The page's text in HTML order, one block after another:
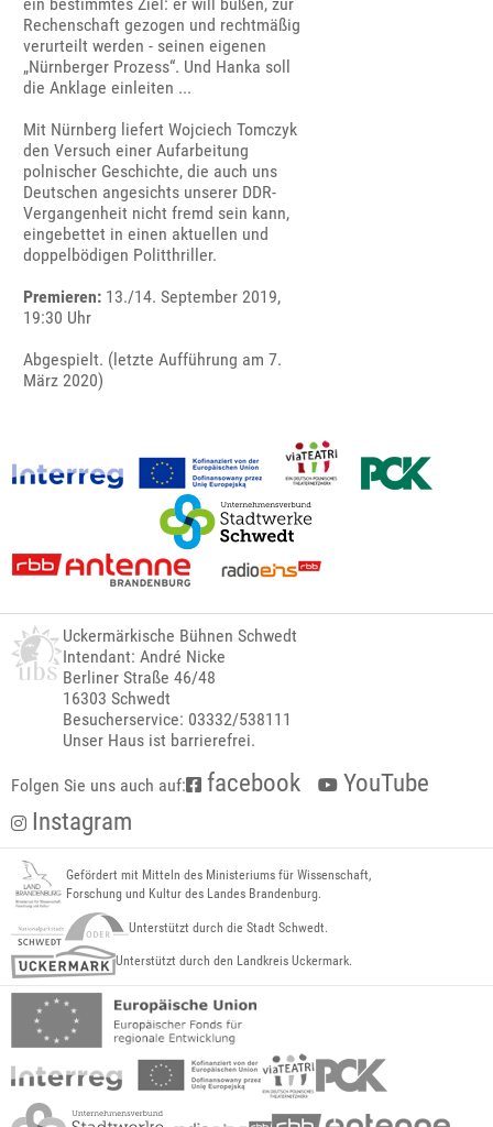
Rechenschaft gezogen und rechtmäßig
verurteilt werden - seinen eigenen
„Nürnberger Prozess“. Und Hanka soll
die Anklage einleiten ...
Mit Nürnberg liefert Wojciech Tomczyk
den Versuch einer Aufarbeitung
polnischer Geschichte, die auch uns
Deutschen angesichts unserer DDR-
Vergangenheit nicht fremd sein kann,
eingebettet in einen aktuellen und
doppelbödigen Politthriller.
Premieren: 13./14. September 2019,
19:30 Uhr
Abgespielt. (letzte Aufführung am 7.
März 2020)
Uckermärkische Bühnen Schwedt
Intendant: André Nicke
Berliner Straße 46/48
16303 Schwedt
Besucherservice: 03332/538111
Unser Haus ist barrierefrei.
Folgen Sie uns auch auf: facebook
YouTube
Instagram
Gefördert mit Mitteln des Ministeriums für Wissenschaft,
Forschung und Kultur des Landes Brandenburg.
Unterstützt durch die Stadt Schwedt.
Unterstützt durch den Landkreis Uckermark.